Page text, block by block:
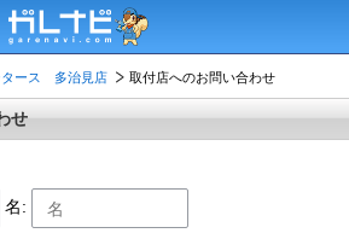
ース 多治見店 取付店へのお問い合わせ
せ
名: